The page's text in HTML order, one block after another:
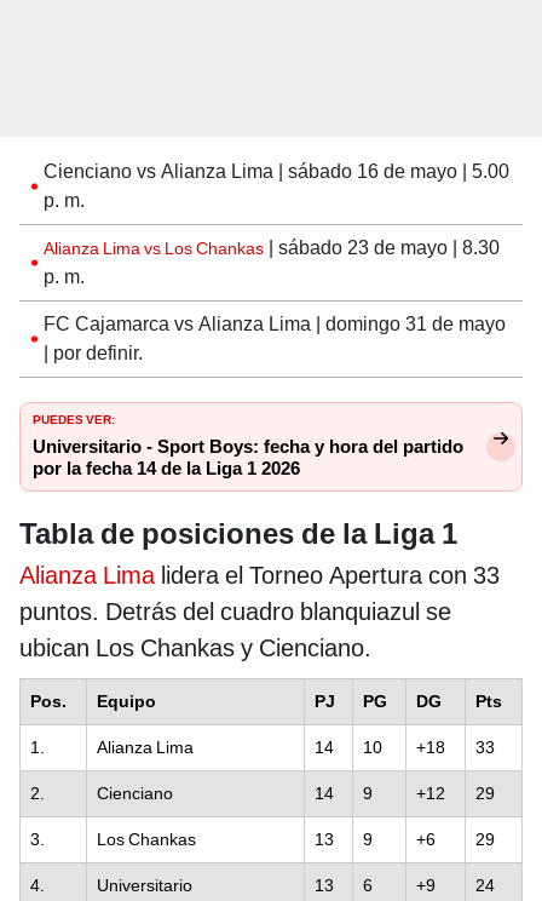
Cienciano vs Alianza Lima | sábado 16 de mayo | 5.00
p. m.
Alianza Lima vs Los Chankas | sábado 23 de mayo | 8.30
p. m.
FC Cajamarca vs Alianza Lima | domingo 31 de mayo
| por definir.
PUEDES VER:
Universitario - Sport Boys: fecha y hora del partido
por la fecha 14 de la Liga 1 2026
Tabla de posiciones de la Liga 1
Alianza Lima lidera el Torneo Apertura con 33
puntos. Detrás del cuadro blanquiazul se
ubican Los Chankas y Cienciano.
Pos. Equipo PJ PG DG Pts
1. Alianza Lima 14 10 +18 33
2. Cienciano 14 9 +12 29
3. Los Chankas 13 9 +6 29
4. Universitario 13 6 +9 24